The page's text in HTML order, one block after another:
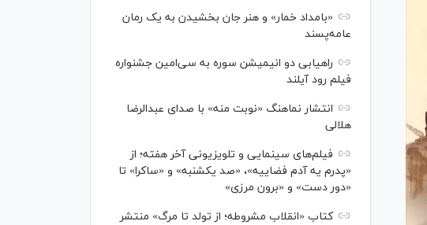
«بامداد خمار» و هنر جان بخشیدن به یک رمان
عامه‌پسند
راهیابی دو انیمیشن سوره به سی‌امین جشنواره
فیلم رود آیلند
انتشار نماهنگ «نوبت منه» با صدای عبدالرضا
هلالی
فیلم‌های سینمایی و تلویزیونی آخر هفته؛ از
«پدرم یه آدم فضاییه»، «صد یکشنبه» و «ساکرا» تا
«دور دست» و «برون مرزی»
کتاب «انقلاب مشروطه؛ از تولد تا مرگ» منتشر